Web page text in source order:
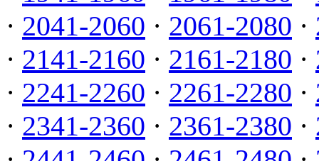
· 2041-2060 · 2061-2080 ·
· 2141-2160 · 2161-2180 ·
· 2241-2260 · 2261-2280 ·
· 2341-2360 · 2361-2380 ·